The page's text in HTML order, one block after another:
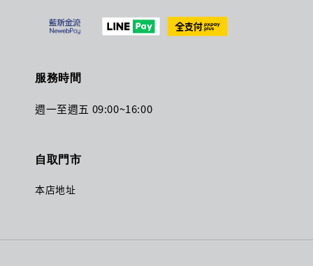
服務時間
週一至週五 09:00~16:00
自取門市
本店地址